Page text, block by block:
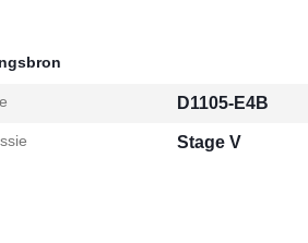
D1105-E4B
Stage V